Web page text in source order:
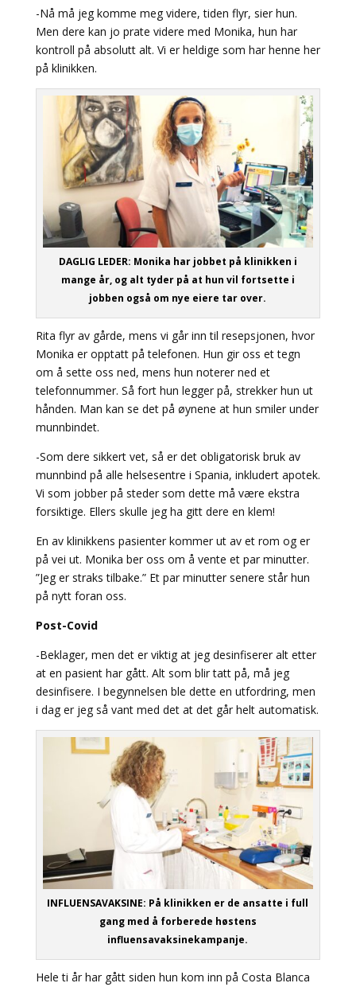
-Nå må jeg komme meg videre, tiden flyr, sier hun.
Men dere kan jo prate videre med Monika, hun har
kontroll på absolutt alt. Vi er heldige som har henne her
på klinikken.
DAGLIG LEDER: Monika har jobbet på klinikken i
mange år, og alt tyder på at hun vil fortsette i
jobben også om nye eiere tar over.
Rita flyr av gårde, mens vi går inn til resepsjonen, hvor
Monika er opptatt på telefonen. Hun gir oss et tegn
om å sette oss ned, mens hun noterer ned et
telefonnummer. Så fort hun legger på, strekker hun ut
hånden. Man kan se det på øynene at hun smiler under
munnbindet.
-Som dere sikkert vet, så er det obligatorisk bruk av
munnbind på alle helsesentre i Spania, inkludert apotek.
Vi som jobber på steder som dette må være ekstra
forsiktige. Ellers skulle jeg ha gitt dere en klem!
En av klinikkens pasienter kommer ut av et rom og er
på vei ut. Monika ber oss om å vente et par minutter.
”Jeg er straks tilbake.” Et par minutter senere står hun
på nytt foran oss.
Post-Covid
-Beklager, men det er viktig at jeg desinfiserer alt etter
at en pasient har gått. Alt som blir tatt på, må jeg
desinfisere. I begynnelsen ble dette en utfordring, men
i dag er jeg så vant med det at det går helt automatisk.
INFLUENSAVAKSINE: På klinikken er de ansatte i full
gang med å forberede høstens
influensavaksinekampanje.
Hele ti år har gått siden hun kom inn på Costa Blanca